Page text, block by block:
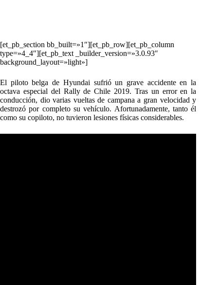
[et_pb_section bb_built=»1″][et_pb_row][et_pb_column
type=»4_4″][et_pb_text _builder_version=»3.0.93″
background_layout=»light»]
El piloto belga de Hyundai sufrió un grave accidente en la
octava especial del Rally de Chile 2019. Tras un error en la
conducción, dio varias vueltas de campana a gran velocidad y
destrozó por completo su vehículo. Afortunadamente, tanto él
como su copiloto, no tuvieron lesiones físicas considerables.